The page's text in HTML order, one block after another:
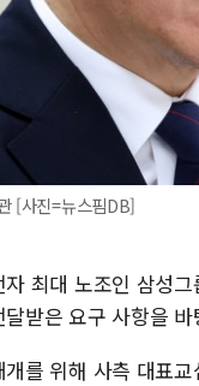
[사진=뉴스핌DB]
최대 노조인 삼성
받은 요구 사항을
를 위해 사측 대표